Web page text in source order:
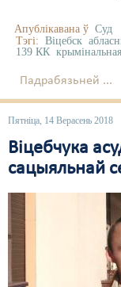
Апублікавана ў Суд
Тэгі: Віцебск
139 КК
Падрабязьней ...
Пятніца, 14 Верасень 2018
Віцебчука
сацыяльнай